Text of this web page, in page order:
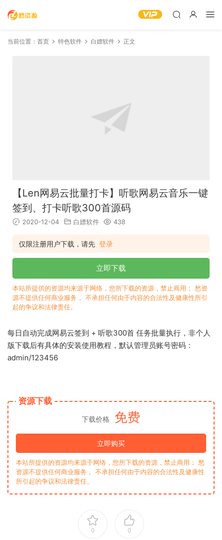
当前位置： 首页 特色软件 白嫖软件 正文
【Len网易云批量打卡】听歌网易云音乐一键
签到、打卡听歌300首源码
2020-12-04 白嫖软件 438
仅限注册用户下载，请先 登录
立即下载
本站所提供的资源均来源于网络，您所下载的资源，禁止商用； 愁资
源不提供任何商业服务， 不承担任何由于内容的合法性及健康性所引
起的争议和法律责任。
每日自动完成网易云签到 + 听歌300首 任务批量执行，非个人
版下载后有具体的安装使用教程，默认管理员账号密码：
admin/123456
资源下载
下载价格 免费
立即购买
本站所提供的资源均来源于网络，您所下载的资源，禁止商用； 愁
资源不提供任何商业服务， 不承担任何由于内容的合法性及健康性
所引起的争议和法律责任。
0 0